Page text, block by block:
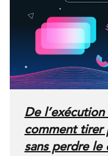
De
comment tirer
sans perdre le